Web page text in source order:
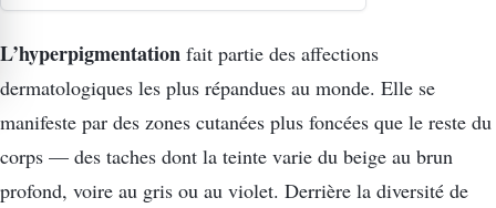
L’hyperpigmentation fait partie des affections
dermatologiques les plus répandues au monde. Elle se
manifeste par des zones cutanées plus foncées que le reste du
corps — des taches dont la teinte varie du beige au brun
profond, voire au gris ou au violet. Derrière la diversité de